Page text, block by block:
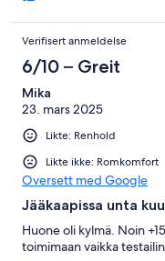
Verifisert anmeldelse
6/10 – Greit
Mika
23. mars 2025
Likte: Renhold
Likte ikke: Romkomfort
Oversett med Google
Jääkaapissa unta
Huone oli kylmä. Noin
toimimaan vaikka